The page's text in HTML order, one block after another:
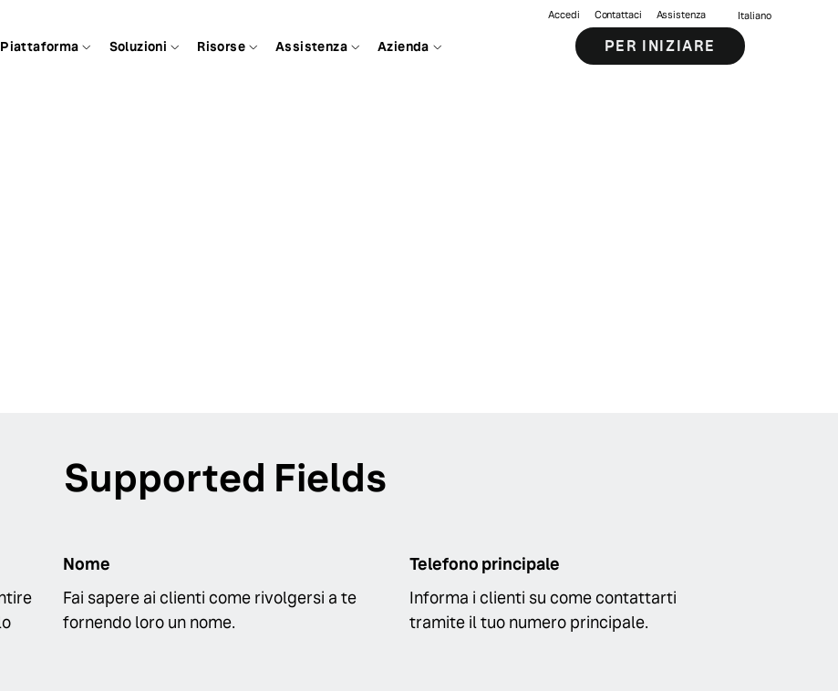
Piattaforma Soluzioni Risorse Assistenza Azienda
Accedi Contattaci Assistenza Italiano
PER INIZIARE
Supported Fields
Nome
Fai sapere ai clienti come rivolgersi a te
fornendo loro un nome.
Telefono principale
Informa i clienti su come contattarti
tramite il tuo numero principale.